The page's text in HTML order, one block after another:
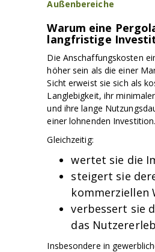
Außenbereiche
Warum eine
langfristige
Die Anschaffungskosten
höher sein als die einer
Sicht erweist sie sich als
Langlebigkeit, ihr
und ihre lange
einer lohnenden Investition.
Gleichzeitig:
wertet sie die
steigert sie
kommerziellen
verbessert sie
das
Insbesondere in